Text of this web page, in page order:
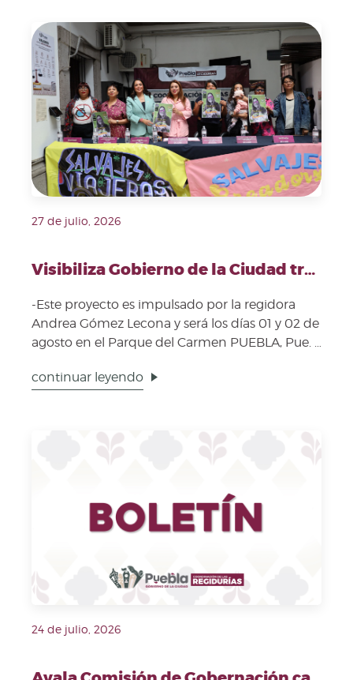
Fecha de publicación: 27 de julio, 2026. Imagen
27 de julio, 2026
Visibiliza Gobierno de la Ciudad trabajo de artesanas con "Bazar de Salvajes Creadoras"
-Este proyecto es impulsado por la regidora
Andrea Gómez Lecona y será los días 01 y 02 de
agosto en el Parque del Carmen PUEBLA, Pue. –
continuar leyendo
24 de julio, 2026